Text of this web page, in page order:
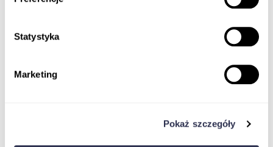
Statystyka
Marketing
Pokaż szczegóły
Badania kliniczne